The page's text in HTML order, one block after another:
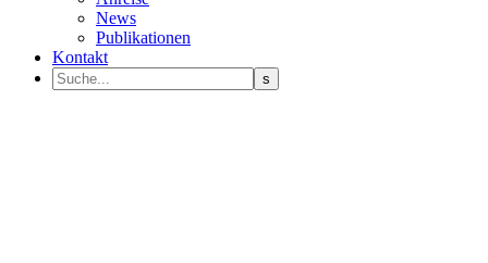
News
Publikationen
Kontakt